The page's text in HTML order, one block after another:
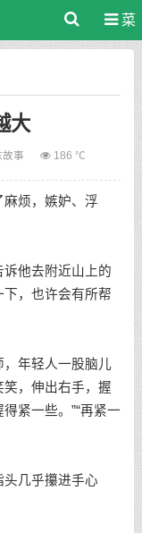
菜
大
故事 186 ℃
烦，嫉妒、浮
他去附近山上的
，也许会有所帮
年轻人一股脑儿
，伸出右手，握
紧一些。”“再紧一
几乎攥进手心